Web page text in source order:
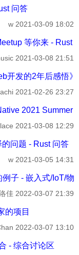
问答
w 2021-03-09 18:02
等你来 - Rust
2021-03-08 21:51
开发的2年后感悟
2021-02-26 23:27
2021 Summer
2021-03-08 12:29
问题 - Rust 问答
w 2021-03-05 14:31
子 - 嵌入式/IoT/物
佳 2022-03-07 21:39
的项目
2022-03-07 13:10
- 综合讨论区